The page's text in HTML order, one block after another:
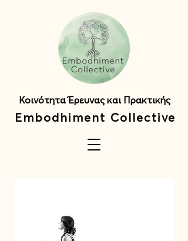
Κοινότητα Έρευνας και Πρακτικής
Embodhiment Collective